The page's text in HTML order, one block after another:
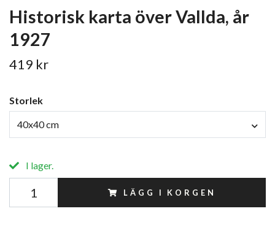
Historisk karta över Vallda, år
1927
419 kr
Storlek
40x40 cm
I lager.
LÄGG I KORGEN